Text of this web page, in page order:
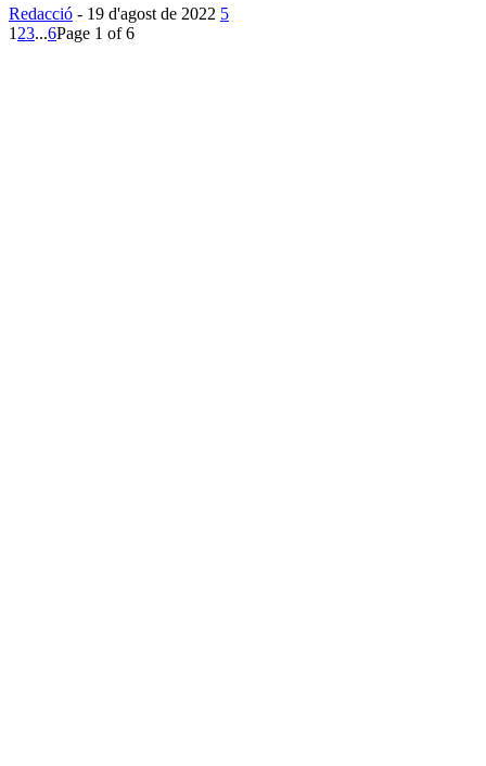
Redacció - 19 d'agost de 2022 5
1 23...6Page 1 of 6